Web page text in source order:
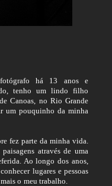
há 13 anos e
tenho um lindo filho
Canoas, no Rio Grande
um pouquinho da minha
fez parte da minha vida.
através de uma
Ao longo dos anos,
lugares e pessoas
o meu trabalho.